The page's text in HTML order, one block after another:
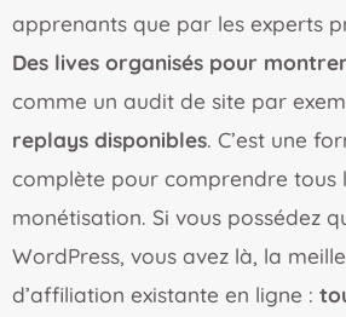
apprenants que par les experts
Des lives organisés pour
comme un audit de site par
replays disponibles. C’est une
complète pour comprendre tous
monétisation. Si vous possédez
WordPress, vous avez là, la
d’affiliation existante en ligne :